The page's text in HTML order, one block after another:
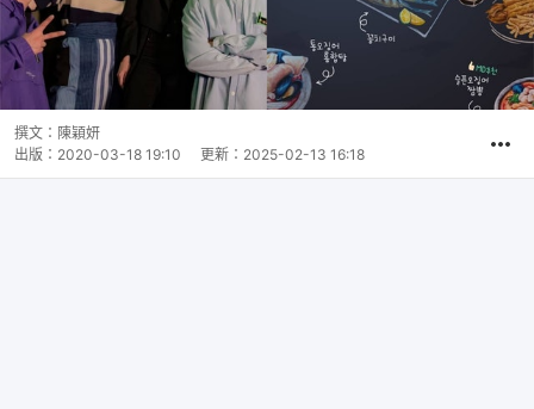
撰文： 陳穎妍
出版： 2020-03-18 19:10 更新： 2025-02-13 16:18